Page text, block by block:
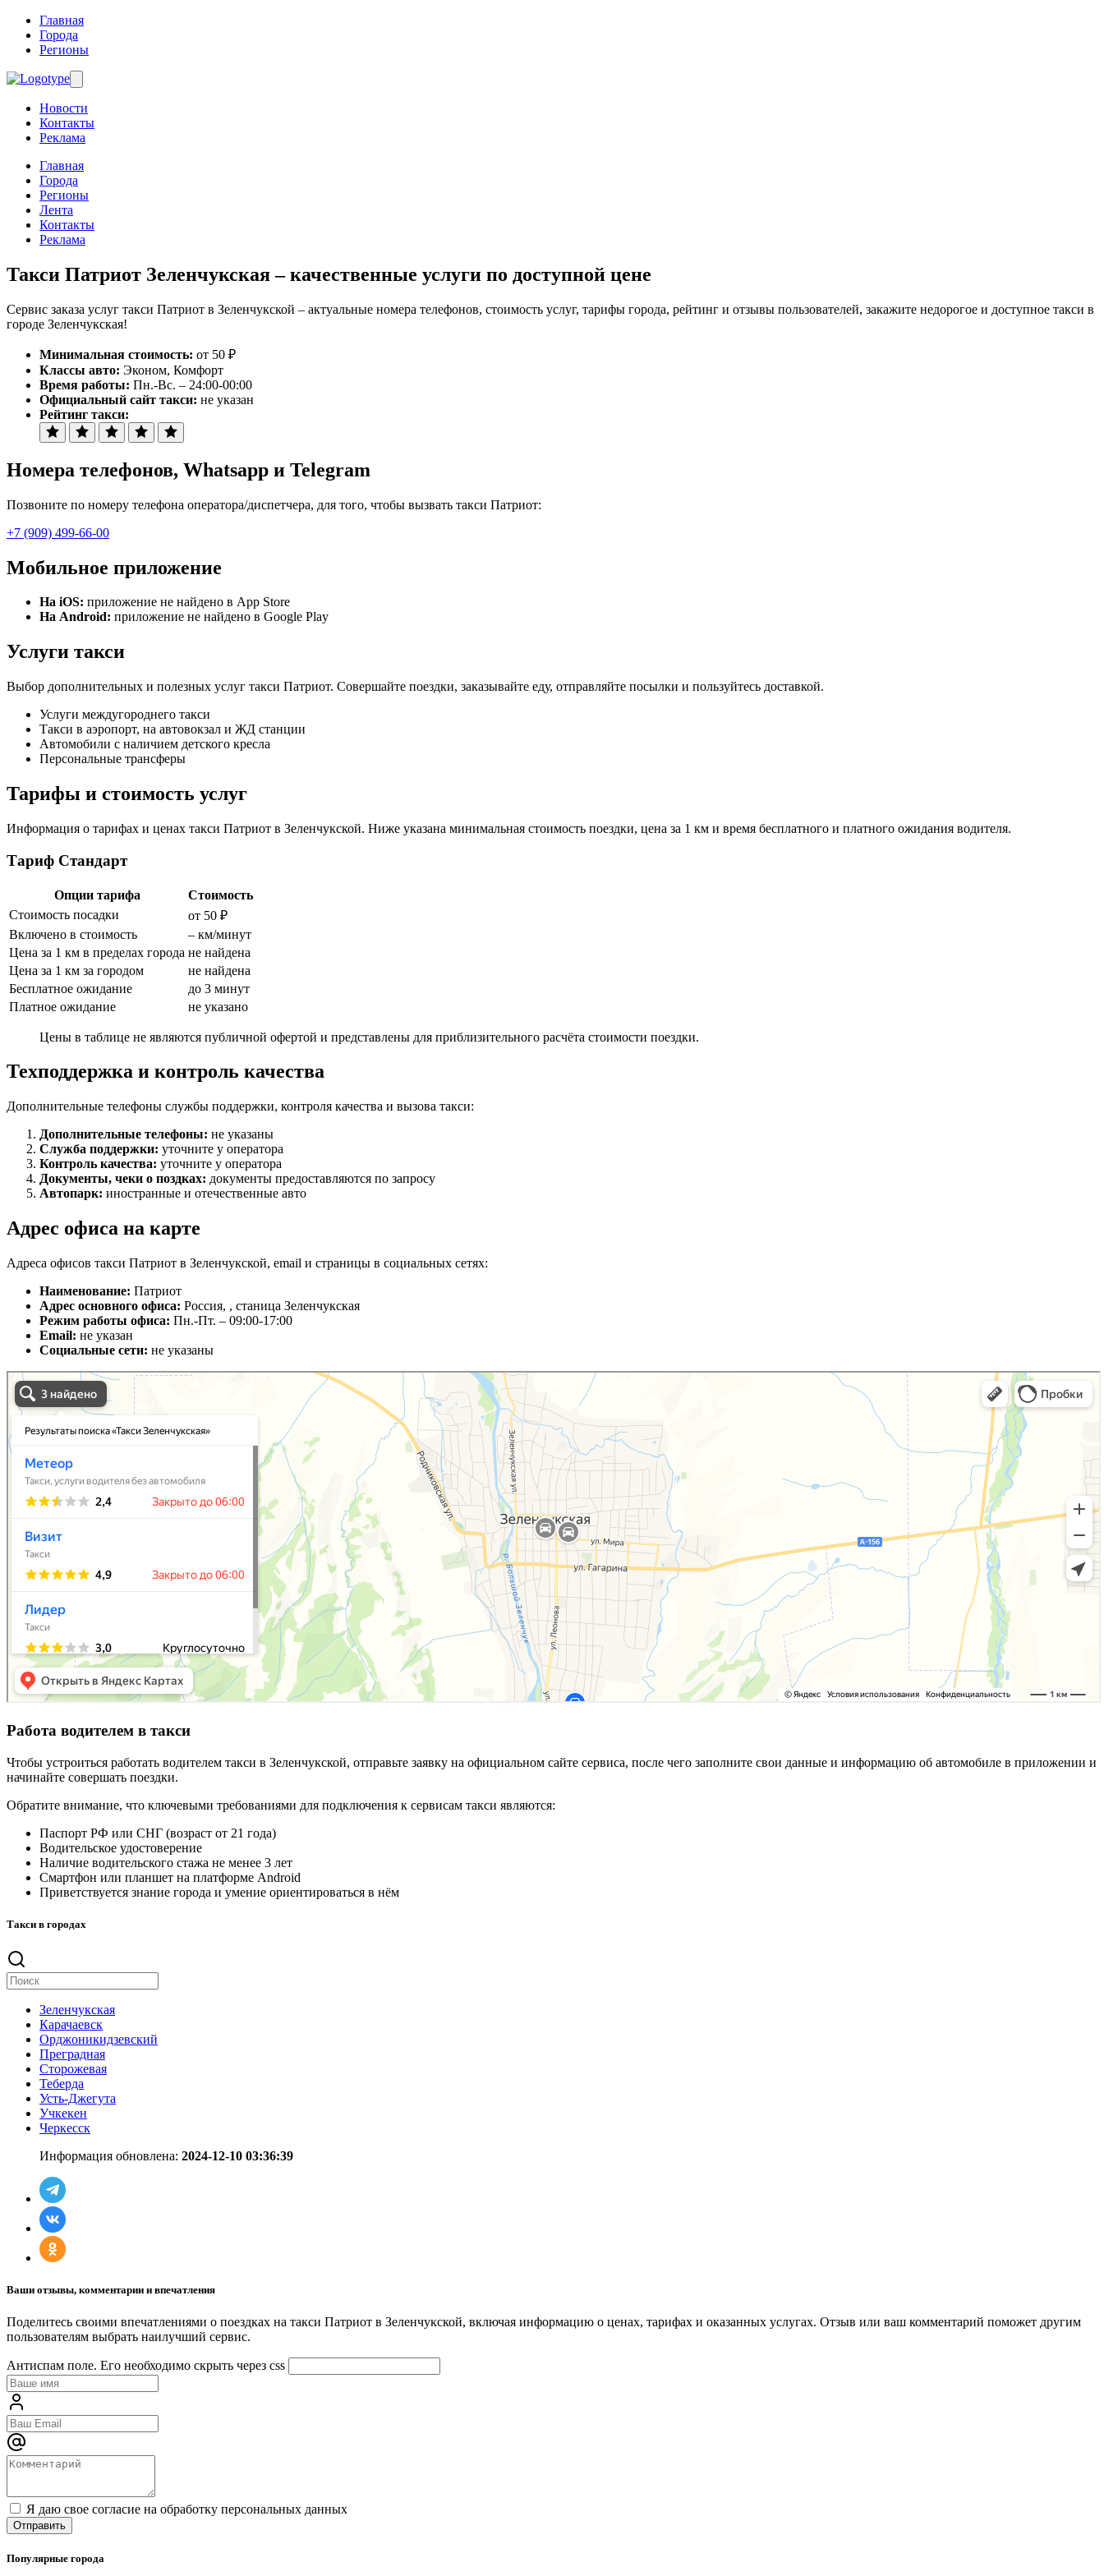
Главная
Города
Регионы
Новости
Контакты
Реклама
Главная
Города
Регионы
Лента
Контакты
Реклама
Такси Патриот Зеленчукская– качественные услуги по доступной цене
Сервис заказа услуг такси Патриот в Зеленчукской – актуальные номера телефонов, стоимость услуг, тарифы города, рейтинг и отзывы пользователей, закажите недорогое и доступное такси в
городе Зеленчукская!
Минимальная стоимость: от 50 ₽
Классы авто: Эконом, Комфорт
Время работы: Пн.-Вс. – 24:00-00:00
Официальный сайт такси: не указан
Рейтинг такси:
Номера телефонов, Whatsapp и Telegram
Позвоните по номеру телефона оператора/диспетчера, для того, чтобы вызвать такси Патриот:
+7 (909) 499-66-00
Мобильное приложение
На iOS: приложение не найдено в App Store
На Android: приложение не найдено в Google Play
Услуги такси
Выбор дополнительных и полезных услуг такси Патриот. Совершайте поездки, заказывайте еду, отправляйте посылки и пользуйтесь доставкой.
Услуги междугороднего такси
Такси в аэропорт, на автовокзал и ЖД станции
Автомобили с наличием детского кресла
Персональные трансферы
Тарифы и стоимость услуг
Информация о тарифах и ценах такси Патриот в Зеленчукской. Ниже указана минимальная стоимость поездки, цена за 1 км и время бесплатного и платного ожидания водителя.
Тариф Стандарт
Опции тарифа
Стоимость
Стоимость посадки
от 50 ₽
Включено в стоимость
– км/минут
Цена за 1 км в пределах города не найдена
Цена за 1 км за городом
не найдена
Бесплатное ожидание
до 3 минут
Платное ожидание
не указано
Цены в таблице не являются публичной офертой и представлены для приблизительного расчёта стоимости поездки.
Техподдержка и контроль качества
Дополнительные телефоны службы поддержки, контроля качества и вызова такси:
Дополнительные телефоны: не указаны
Служба поддержки: уточните у оператора
Контроль качества: уточните у оператора
Документы, чеки о поздках: документы предоставляются по запросу
Автопарк: иностранные и отечественные авто
Адрес офиса на карте
Адреса офисов такси Патриот в Зеленчукской, email и страницы в социальных сетях:
Наименование: Патриот
Адрес основного офиса: Россия, , станица Зеленчукская
Режим работы офиса: Пн.-Пт. – 09:00-17:00
Email: не указан
Социальные сети: не указаны
Работа водителем в такси
Чтобы устроиться работать водителем такси в Зеленчукской, отправьте заявку на официальном сайте сервиса, после чего заполните свои данные и информацию об автомобиле в приложении и
начинайте совершать поездки.
Обратите внимание, что ключевыми требованиями для подключения к сервисам такси являются:
Паспорт РФ или СНГ (возраст от 21 года)
Водительское удостоверение
Наличие водительского стажа не менее 3 лет
Смартфон или планшет на платформе Android
Приветствуется знание города и умение ориентироваться в нём
Такси в городах
Зеленчукская
Карачаевск
Орджоникидзевский
Преградная
Сторожевая
Теберда
Усть-Джегута
Учкекен
Черкесск
Информация обновлена: 2024-12-10 03:36:39
Ваши отзывы, комментарии и впечатления
Поделитесь своими впечатлениями о поездках на такси Патриот в Зеленчукской, включая информацию о ценах, тарифах и оказанных услугах. Отзыв или ваш комментарий поможет другим
пользователям выбрать наилучший сервис.
Антиспам поле. Его необходимо скрыть через css
Я даю свое согласие на обработку персональных данных
Популярные города